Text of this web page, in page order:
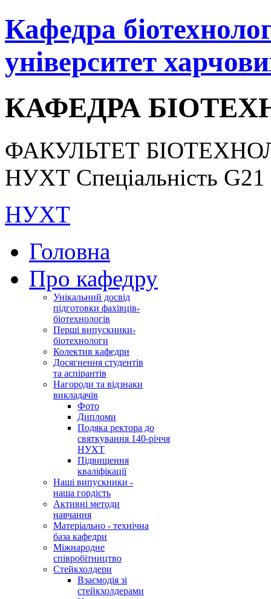
Кафедра
університет
КАФЕДРА
ФАКУЛЬТЕТ
НУХТ Спеціальність G21
НУХТ
Головна
Про кафедру
Унікальний досвід
підготовки фахівців-
біотехнологів
Перші випускники-
біотехнологи
Колектив кафедри
Досягнення студентів
та аспірантів
Нагороди та відзнаки
викладачів
Фото
Дипломи
Подяка ректора до
святкування 140-річчя
НУХТ
Підвищення
кваліфікації
Наші випускники -
наша гордість
Активні методи
навчання
Матеріально - технічна
база кафедри
Міжнародне
співробітництво
Стейкхолдери
Взаємодія зі
стейкхолдерами